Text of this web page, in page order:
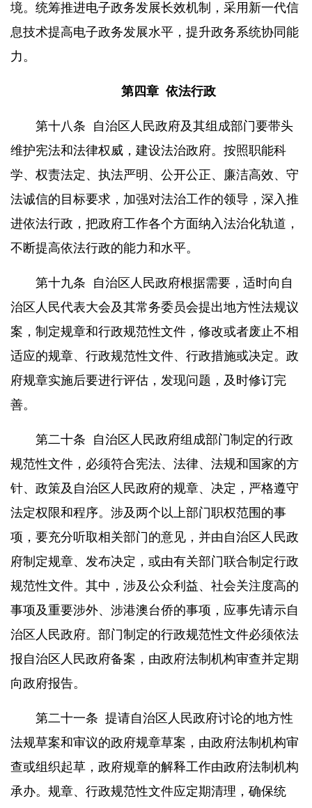
境。统筹推进电子政务发展长效机制，采用新一代信
息技术提高电子政务发展水平，提升政务系统协同能
力。
第四章 依法行政
第十八条
自治区人民政府及其组成部门要带头
维护宪法和法律权威，建设法治政府。按照职能科
学、权责法定、执法严明、公开公正、廉洁高效、守
法诚信的目标要求，加强对法治工作的领导，深入推
进依法行政，把政府工作各个方面纳入法治化轨道，
不断提高依法行政的能力和水平。
第十九条
自治区人民政府根据需要，适时向自
治区人民代表大会及其常务委员会提出地方性法规议
案，制定规章和行政规范性文件，修改或者废止不相
适应的规章、行政规范性文件、行政措施或决定。政
府规章实施后要进行评估，发现问题，及时修订完
善。
第二十条
自治区人民政府组成部门制定的行政
规范性文件，必须符合宪法、法律、法规和国家的方
针、政策及自治区人民政府的规章、决定，严格遵守
法定权限和程序。涉及两个以上部门职权范围的事
项，要充分听取相关部门的意见，并由自治区人民政
府制定规章、发布决定，或由有关部门联合制定行政
规范性文件。其中，涉及公众利益、社会关注度高的
事项及重要涉外、涉港澳台侨的事项，应事先请示自
治区人民政府。部门制定的行政规范性文件必须依法
报自治区人民政府备案，由政府法制机构审查并定期
向政府报告。
第二十一条 提请自治区人民政府讨论的地方性
法规草案和审议的政府规章草案，由政府法制机构审
查或组织起草，政府规章的解释工作由政府法制机构
承办。规章、行政规范性文件应定期清理，确保统